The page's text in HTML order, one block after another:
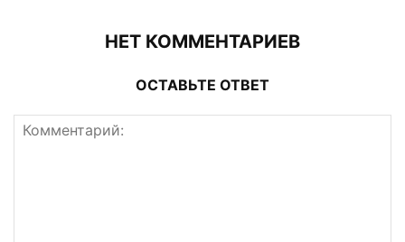
НЕТ КОММЕНТАРИЕВ
ОСТАВЬТЕ ОТВЕТ